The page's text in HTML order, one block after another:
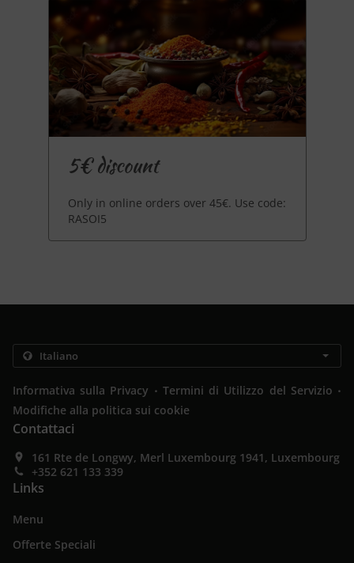
5€ discount
Only in online orders over 45€. Use code:
RASOI5
Informativa sulla Privacy . Termini di Utilizzo del Servizio .
Modifiche alla politica sui cookie
Contattaci
161 Rte de Longwy, Merl Luxembourg 1941, Luxembourg
+352 621 133 339
Links
Menu
Offerte Speciali